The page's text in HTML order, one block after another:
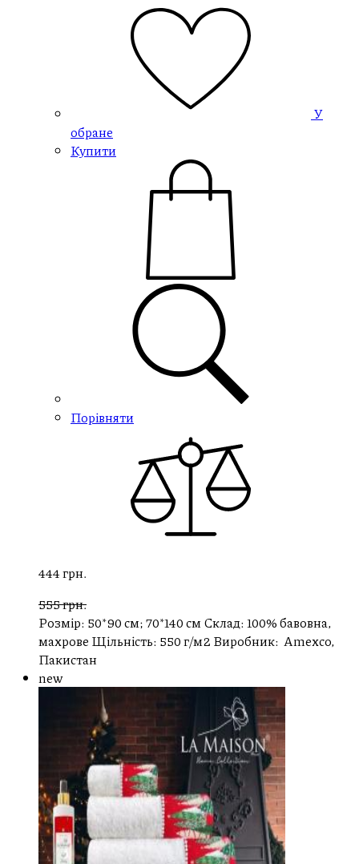
У
обране
Купити
Порівняти
444 грн.
555 грн.
Розмір: 50*90 см; 70*140 см Склад: 100% бавовна,
махрове Щільність: 550 г/м2 Виробник: Amexco,
Пакистан
new